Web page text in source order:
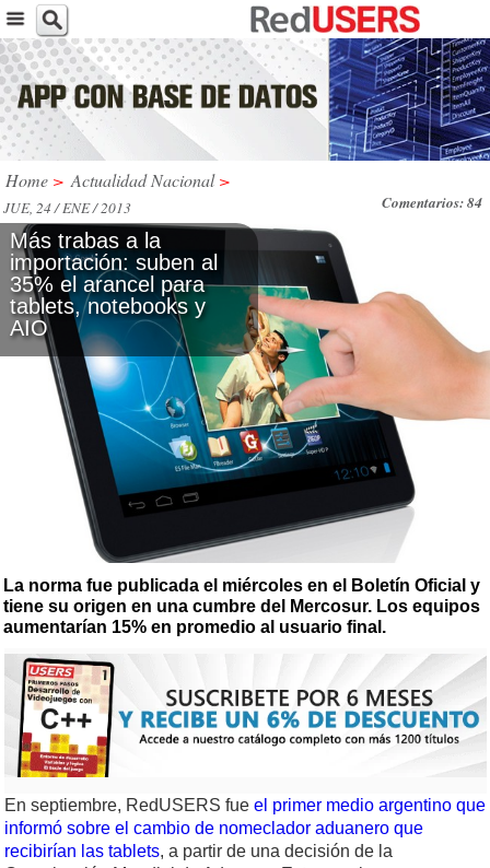
Home > Actualidad Nacional >
Comentarios: 84
JUE, 24 / ENE / 2013
Más trabas a la
importación: suben al
35% el arancel para
tablets, notebooks y
AIO
La norma fue publicada el miércoles en el Boletín Oficial y
tiene su origen en una cumbre del Mercosur. Los equipos
aumentarían 15% en promedio al usuario final.
En septiembre, RedUSERS fue el primer medio argentino que
informó sobre el cambio de nomeclador aduanero que
recibirían las tablets, a partir de una decisión de la